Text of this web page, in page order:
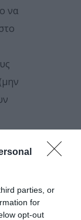
parties, or
for
opt-out
να